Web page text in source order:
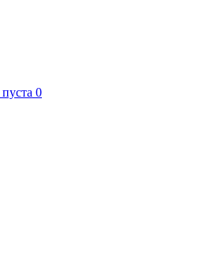
пуста 0